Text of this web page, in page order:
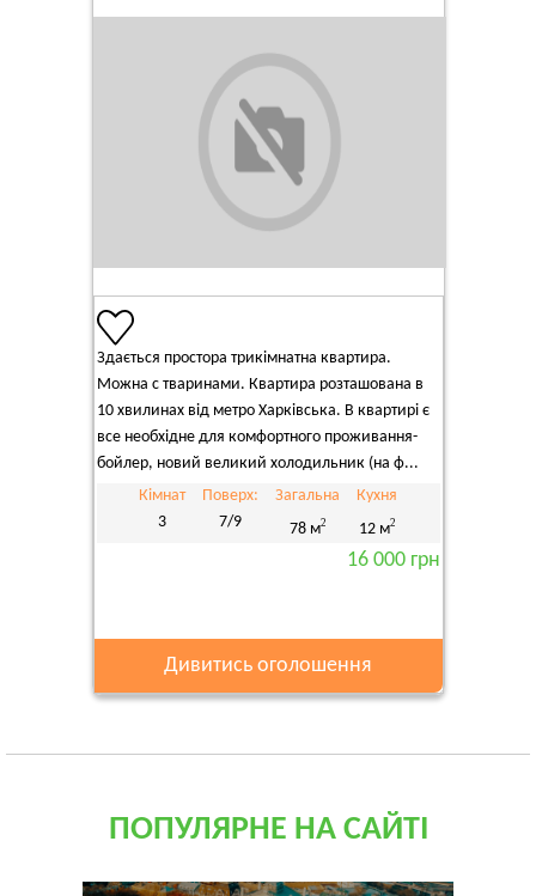
Здається простора трикімнатна квартира.
Можна с тваринами. Квартира розташована в
10 хвилинах від метро Харківська. В квартирі є
все необхідне для комфортного проживання-
бойлер, новий великий холодильник (на ф...
Кімнат
3
Поверх:
7/9
Загальна
78 м2
Кухня
12 м2
16 000 грн
Дивитись оголошення
ПОПУЛЯРНЕ НА САЙТІ